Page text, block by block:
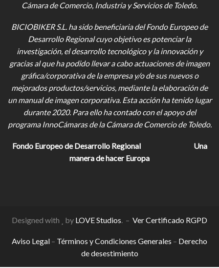
Cámara de Comercio, Industria y Servicios de Toledo.
BICIOBIKER S.L. ha sido beneficiaria del Fondo Europeo de
Desarrollo Regional cuyo objetivo es potenciar la
investigación, el desarrollo tecnológico y la innovación y
gracias al que ha podido llevar a cabo actuaciones de imagen
gráfica/corporativa de la empresa y/o de sus nuevos o
mejorados productos/servicios, mediante la elaboración de
un manual de imagen corporativa. Esta acción ha tenido lugar
durante 2020. Para ello ha contado con el apoyo del
programa InnoCámaras de la Cámara de Comercio de Toledo.
Fondo Europeo de Desarrollo Regional
Una
manera de hacer Europa
Designed with by LOVE Studios. – Ver Certificado RGPD
Aviso Legal – Términos y Condiciones Generales – Derecho
de desestimiento